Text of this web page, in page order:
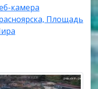
камера
Площадь